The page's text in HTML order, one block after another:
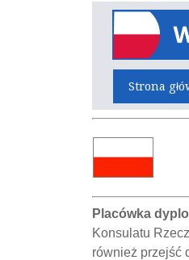
Strona
Placówka
Konsulatu
również przejść